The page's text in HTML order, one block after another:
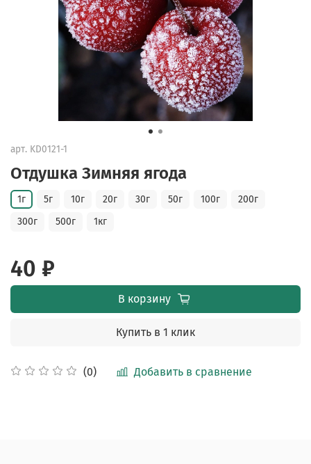
арт. KD0121-1
Отдушка Зимняя ягода
(0) Добавить в сравнение
1г 5г 10г 20г 30г 50г 100г
200г
300г
500г 1кг
40 ₽
В корзину
Купить в 1 клик